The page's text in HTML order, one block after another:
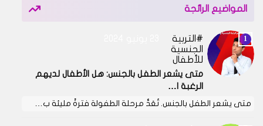
المواضيع الرائجة
التربية
الجنسية
للأطفال
متى يشعر الطفل بالجنس: هل الأطفال لديهم
الرغبة ا…
متى يشعر الطفل بالجنس. تُعَدُّ مرحلة الطفولة فترةً مليئة ب…